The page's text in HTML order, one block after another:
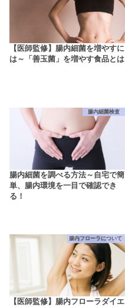
【医師監修】腸内細菌を増やすに
は～「善玉菌」を増やす食品とは
腸内細菌検査
腸内細菌を調べる方法～自宅で簡
単、腸内環境を一目で確認でき
る！
腸内フローラについて
【医師監修】腸内フローラダイエ